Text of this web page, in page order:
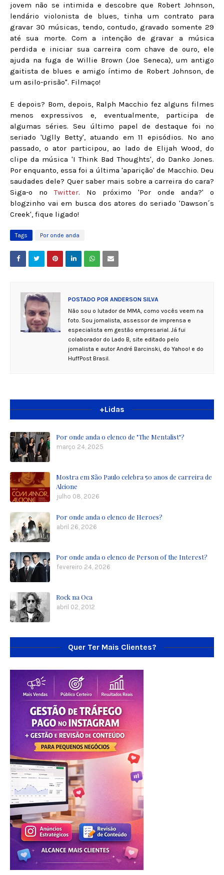
jovem não se intimida e descobre que Robert Johnson,
lendário violonista de blues, tinha um contrato para
gravar 30 músicas, tendo, contudo, gravado somente 29
até sua morte. Com a intenção de gravar a música
perdida e iniciar sua carreira com chave de ouro, ele
ajuda na fuga de Willie Brown (Joe Seneca), um antigo
gaitista de blues e amigo íntimo de Robert Johnson, de
um asilo-prisão". Filmaço!
E depois? Bom, depois, Ralph Macchio fez alguns filmes
menos expressivos e, eventualmente, participa de
algumas séries. Seu último papel de destaque foi no
seriado 'Uglly Betty', atuando em 11 episódios. No ano
passado, o ator participou, ao lado de Elijah Wood, do
clipe da música 'I Think Bad Thoughts', do Danko Jones.
Por enquanto, essa foi a última 'aparição' de Macchio. Deu
saudades dele? Quer saber mais sobre a carreira do cara?
Siga-o noTwitter. No próximo 'Por onde anda?' o
blogzinho vai em busca dos atores do seriado 'Dawson´s
Creek', fique ligado!
Tags Por onde anda
POSTADO POR ANDERSON SILVA
Não sou o lutador de MMA, como vocês veem na
foto. Sou jornalista, assessor de imprensa e
especialista em gestão empresarial. Já fui
colaborador do Lado B, site editado pelo
jornalista e autor André Barcinski, do Yahoo! e do
HuffPost Brasil.
+Lidas
Por onde anda o elenco de "The Mentalist"?
março 24, 2025
Mostra em São Paulo celebra 50 anos de carreira de
Alcione
julho 08, 2026
Por onde anda o elenco de Heroes?
abril 26, 2026
Por onde anda o elenco de Person of the Interest?
fevereiro 24, 2026
Rock na Oca
abril 02, 2012
Quer Ter Mais Clientes?